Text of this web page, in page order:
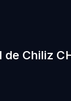
de Chiliz